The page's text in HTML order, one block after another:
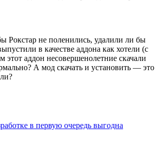
Рокстар не поленились, удалили ли бы
в качестве аддона как хотели (с
этот аддон несовершенолетние скачали
А мод скачать и установить — это
в первую очередь выгодна